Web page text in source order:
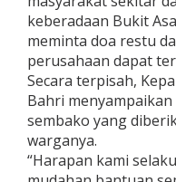
keberadaan Bukit
meminta doa restu
perusahaan dapat
Secara terpisah,
Bahri
sembako yang
warganya.
“Harapan kami